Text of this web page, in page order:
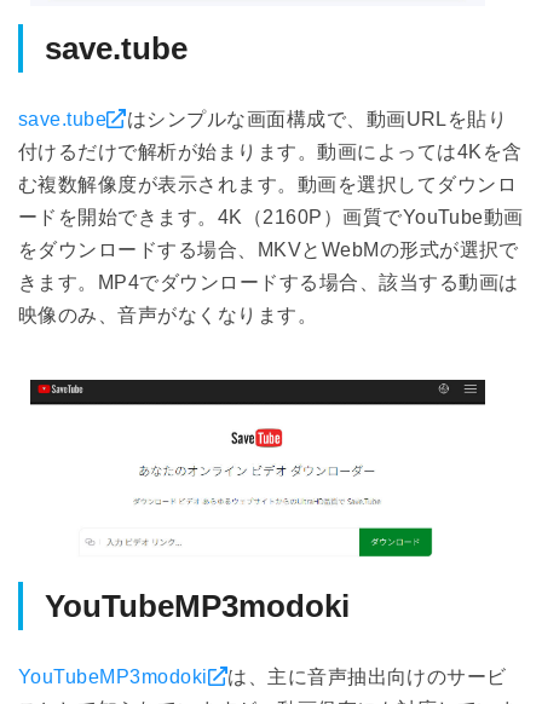
save.tube
save.tube
はシンプルな画面構成で、動画URLを貼り
付けるだけで解析が始まります。動画によっては4Kを含
む複数解像度が表示されます。動画を選択してダウンロ
ードを開始できます。4K（2160P）画質でYouTube動画
をダウンロードする場合、MKVとWebMの形式が選択で
きます。MP4でダウンロードする場合、該当する動画は
映像のみ、音声がなくなります。
YouTubeMP3modoki
YouTubeMP3modoki
は、主に音声抽出向けのサービ